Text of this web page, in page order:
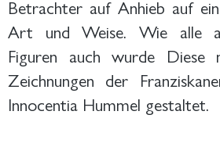
Betrachter auf Anhieb auf
Art und Weise. Wie alle
Figuren auch wurde Diese
Zeichnungen der
Innocentia Hummel gestaltet.